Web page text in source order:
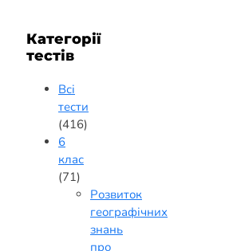
Категорії
тестів
Всі
тести
(416)
6
клас
(71)
Розвиток
географічних
знань
про